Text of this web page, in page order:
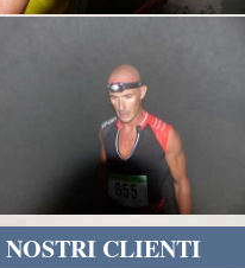
NOSTRI CLIENTI